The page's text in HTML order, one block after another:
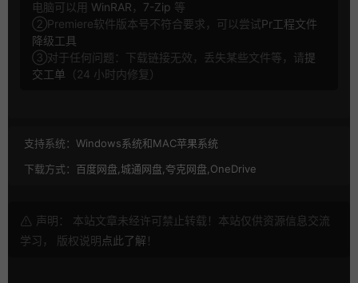
电脑可以用 WinRAR ， 7-Zip 等
②Premiere软件版本号不符合要求，可以尝试Pr工程文件
降级工具
③对于任何问题：下载链接无效，丢失某些文件等，请提
交工单 （24 小时内修复）
支持系统： Windows系统和MAC苹果系统
下载方式： 百度网盘,城通网盘,夸克网盘,OneDrive
声明： 本站文章未经许可禁止转载！本站仅供资源信息交流
学习， 版权说明点此了解 ！